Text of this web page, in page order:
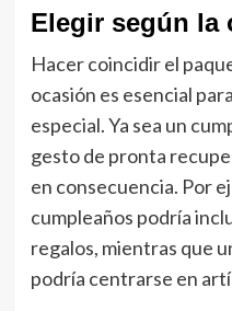
Elegir según la
Hacer coincidir el
ocasión es esencial
especial. Ya sea un
gesto de pronta
en consecuencia. Por
cumpleaños podría
regalos, mientras que
podría centrarse en